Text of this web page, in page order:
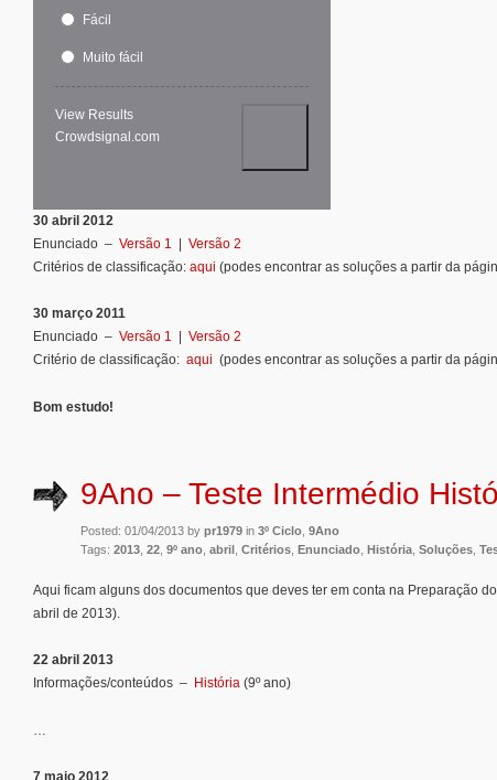
Fácil
Muito fácil
View Results
Crowdsignal.com
30 abril 2012
Enunciado – Versão 1 | Versão 2
Critérios de classificação: aqui (podes encontrar as soluções a partir da
30 março 2011
Enunciado – Versão 1
Versão 2
Critério de classificação: aqui (podes encontrar as soluções a partir da
Bom estudo!
9Ano – Teste Intermédio
Posted: 01/04/2013 by pr1979 in 3º Ciclo 9Ano
Tags: 2013 22 9º ano abril Critérios Enunciado História Soluções
Aqui ficam alguns dos documentos que deves ter em conta na Preparação do
abril de 2013).
22 abril 2013
Informações/conteúdos – História (9º ano)